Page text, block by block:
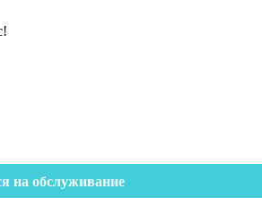
на обслуживание